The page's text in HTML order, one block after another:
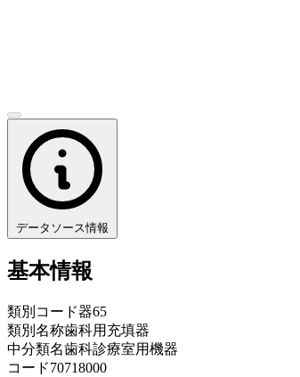
データソース情報
基本情報
類別コード器65
類別名称歯科用充填器
中分類名歯科診療室用機器
コード70718000